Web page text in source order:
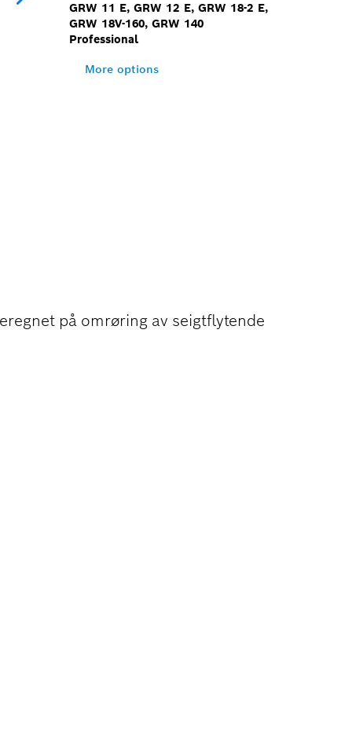
GRW 11 E, GRW 12 E, GRW 18-2 E,
GRW 18V-160, GRW 140
Professional
More options
på omrøring av seigtflytende